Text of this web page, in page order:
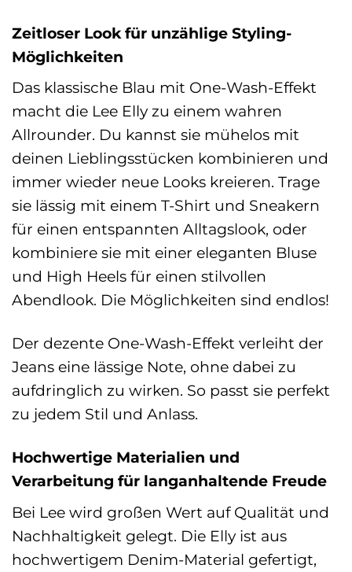
Zeitloser Look für unzählige Styling-
Möglichkeiten
Das klassische Blau mit One-Wash-Effekt
macht die Lee Elly zu einem wahren
Allrounder. Du kannst sie mühelos mit
deinen Lieblingsstücken kombinieren und
immer wieder neue Looks kreieren. Trage
sie lässig mit einem T-Shirt und Sneakern
für einen entspannten Alltagslook, oder
kombiniere sie mit einer eleganten Bluse
und High Heels für einen stilvollen
Abendlook. Die Möglichkeiten sind endlos!
Der dezente One-Wash-Effekt verleiht der
Jeans eine lässige Note, ohne dabei zu
aufdringlich zu wirken. So passt sie perfekt
zu jedem Stil und Anlass.
Hochwertige Materialien und
Verarbeitung für langanhaltende Freude
Bei Lee wird großen Wert auf Qualität und
Nachhaltigkeit gelegt. Die Elly ist aus
hochwertigem Denim-Material gefertigt,